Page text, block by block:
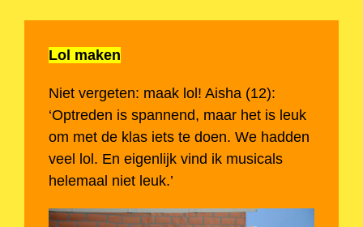
Lol maken
Niet vergeten: maak lol! Aisha (12):
‘Optreden is spannend, maar het is leuk
om met de klas iets te doen. We hadden
veel lol. En eigenlijk vind ik musicals
helemaal niet leuk.’